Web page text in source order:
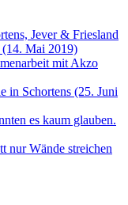
Jever & Friesland
Mai 2019)
mit Akzo
in Schortens (25. Juni
es kaum glauben.
nur Wände streichen